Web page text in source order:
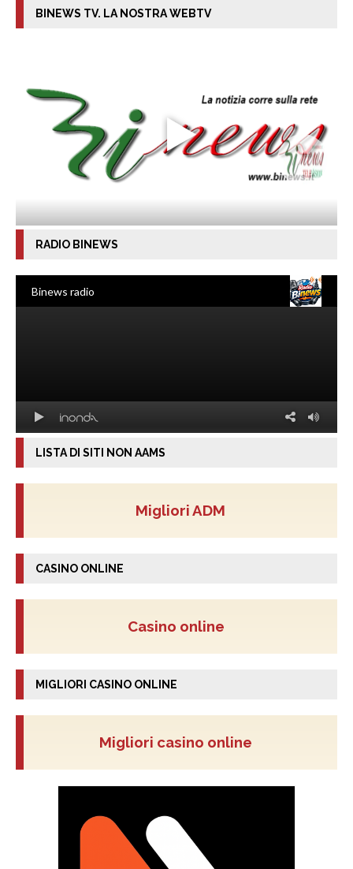
BINEWS TV. LA NOSTRA WEBTV
RADIO BINEWS
LISTA DI SITI NON AAMS
Migliori ADM
CASINO ONLINE
Casino online
MIGLIORI CASINO ONLINE
Migliori casino online